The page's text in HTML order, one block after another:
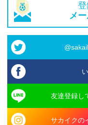
メ
友達登録し
サカイクの